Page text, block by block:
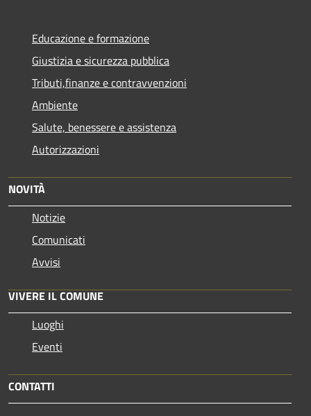
Educazione e formazione
Giustizia e sicurezza pubblica
Tributi,finanze e contravvenzioni
Ambiente
Salute, benessere e assistenza
Autorizzazioni
NOVITÀ
Notizie
Comunicati
Avvisi
VIVERE IL COMUNE
Luoghi
Eventi
CONTATTI